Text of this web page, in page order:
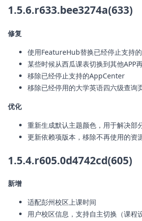
1.5.6.r633.bee3274a(633)
修复
使用FeatureHub替换已经停止支持
某些时候从西瓜课表切换到其他APP
移除已经停止支持的AppCenter
移除已经停用的大学英语四六级查询
优化
重新生成默认主题颜色，用于解决部
更新依赖项版本，移除不再使用的资
1.5.4.r605.0d4742cd(605)
新增
适配彭州校区上课时间
用户校区信息，支持自主切换（课程